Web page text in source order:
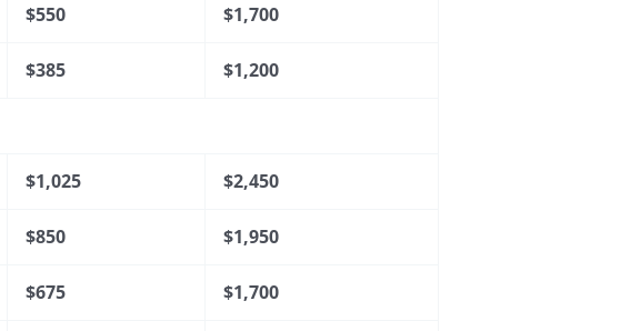
$550 $1,700
$385 $1,200
$1,025 $2,450
$850 $1,950
$675 $1,700